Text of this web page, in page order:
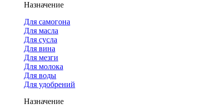
Назначение
Для самогона
Для масла
Для сусла
Для вина
Для мезги
Для молока
Для воды
Для удобрений
Назначение